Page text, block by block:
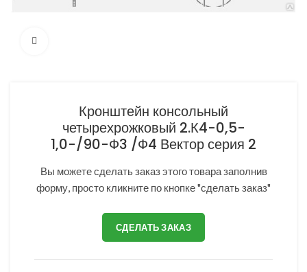
Кронштейн консольный
четырехрожковый 2.К4-0,5-
1,0-/90-Ф3 /Ф4 Вектор серия 2
Вы можете сделать заказ этого товара заполнив
форму, просто кликните по кнопке "сделать заказ"
СДЕЛАТЬ ЗАКАЗ